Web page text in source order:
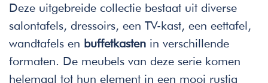
Deze uitgebreide collectie bestaat uit diverse
salontafels, dressoirs, een TV-kast, een eettafel,
wandtafels en buffetkasten in verschillende
formaten. De meubels van deze serie komen
helemaal tot hun element in een mooi rustig